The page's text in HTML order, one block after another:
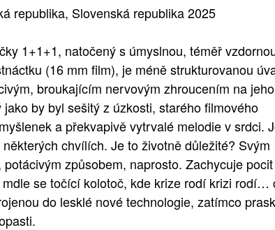
republika, Slovenská republika 2025
1+1+1, natočený s úmyslnou, téměř
(16 mm film), je méně strukturovanou
broukajícím nervovým zhroucením na jeho
by byl sešitý z úzkosti, starého filmového
a překvapivě vytrvalé melodie v srdci.
chvílích. Je to životně důležité? Svým
způsobem, naprosto. Zachycuje
se točící kolotoč, kde krize rodí krizi rodí…
do lesklé nové technologie, zatímco